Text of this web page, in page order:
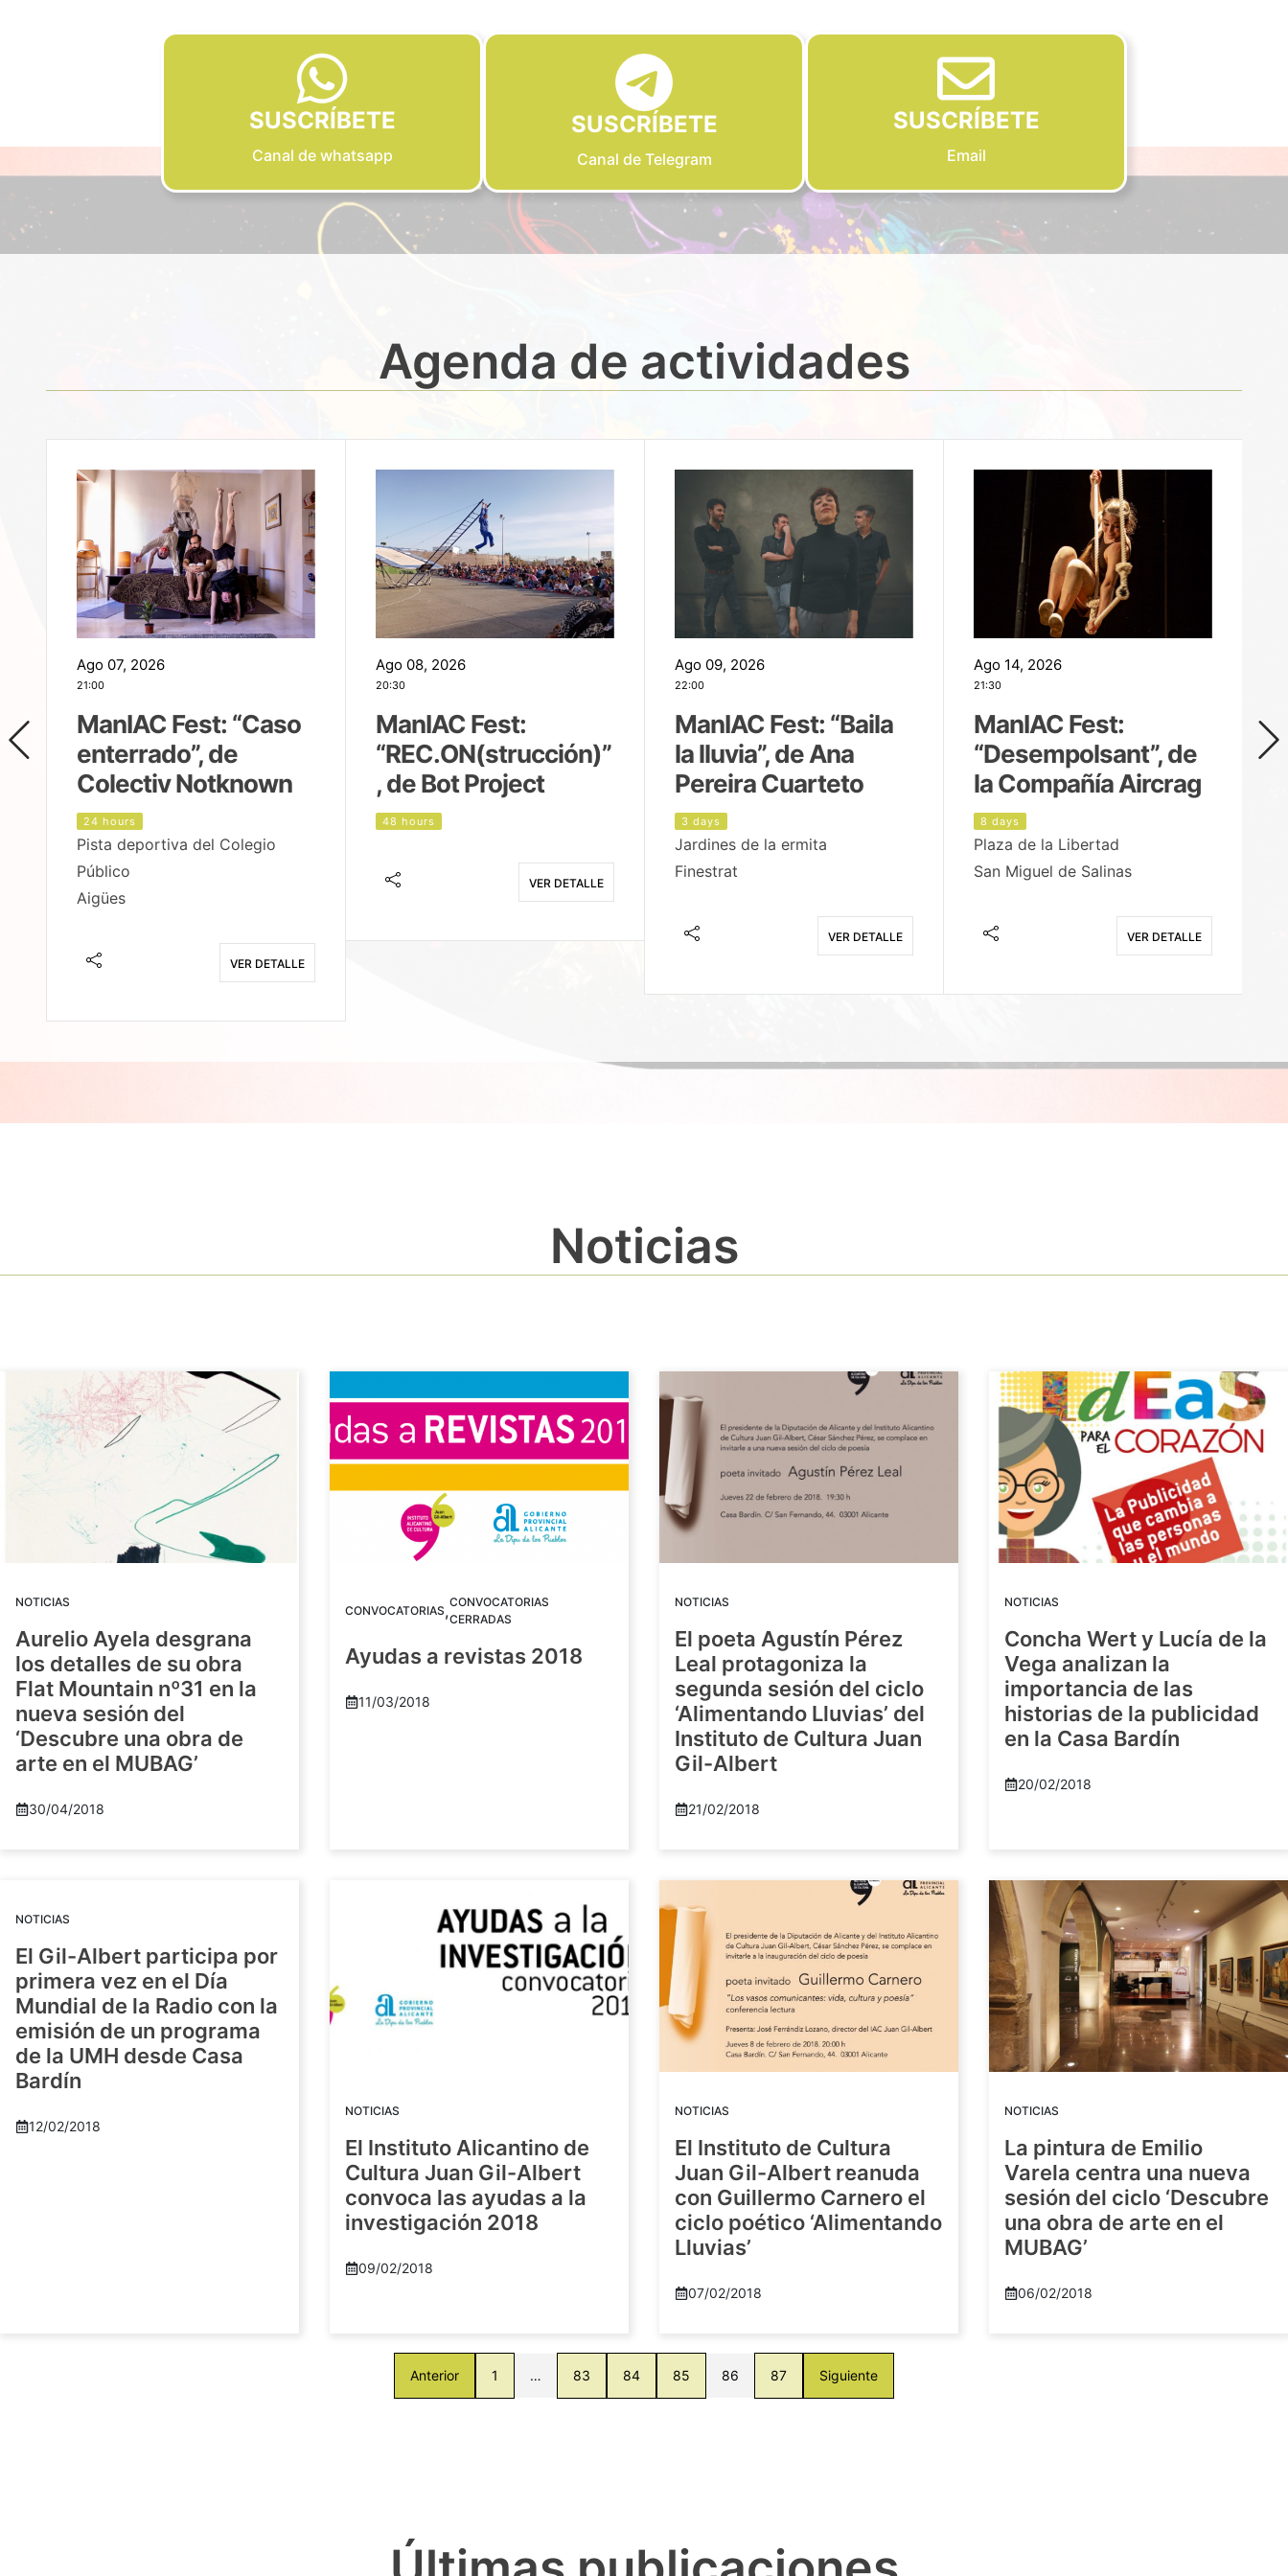
SUSCRÍBETE
Canal de whatsapp
SUSCRÍBETE
Canal de Telegram
SUSCRÍBETE
Email
Agenda de actividades
Ago 07, 2026
21:00
ManIAC Fest: “Caso
enterrado”, de
Colectiv Notknown
24 hours
Pista deportiva del Colegio
Público
Aigües
VER DETALLE
Ago 08, 2026
20:30
ManIAC Fest:
“REC.ON(strucción)”
, de Bot Project
48 hours
VER DETALLE
Ago 09, 2026
22:00
ManIAC Fest: “Baila
la lluvia”, de Ana
Pereira Cuarteto
3 days
Jardines de la ermita
Finestrat
VER DETALLE
Ago 14, 2026
21:30
ManIAC Fest:
“Desempolsant”, de
la Compañía Aircrag
8 days
Plaza de la Libertad
San Miguel de Salinas
VER DETALLE
Noticias
NOTICIAS
Aurelio Ayela desgrana
los detalles de su obra
Flat Mountain nº31 en la
nueva sesión del
‘Descubre una obra de
arte en el MUBAG’
30/04/2018
CONVOCATORIAS,CONVOCATORIAS
CERRADAS
Ayudas a revistas 2018
11/03/2018
NOTICIAS
El poeta Agustín Pérez
Leal protagoniza la
segunda sesión del ciclo
‘Alimentando Lluvias’ del
Instituto de Cultura Juan
Gil-Albert
21/02/2018
NOTICIAS
Concha Wert y Lucía de la
Vega analizan la
importancia de las
historias de la publicidad
en la Casa Bardín
20/02/2018
NOTICIAS
El Gil-Albert participa por
primera vez en el Día
Mundial de la Radio con la
emisión de un programa
de la UMH desde Casa
Bardín
12/02/2018
NOTICIAS
El Instituto Alicantino de
Cultura Juan Gil-Albert
convoca las ayudas a la
investigación 2018
09/02/2018
NOTICIAS
El Instituto de Cultura
Juan Gil-Albert reanuda
con Guillermo Carnero el
ciclo poético ‘Alimentando
Lluvias’
07/02/2018
NOTICIAS
La pintura de Emilio
Varela centra una nueva
sesión del ciclo ‘Descubre
una obra de arte en el
MUBAG’
06/02/2018
Anterior 1 … 83 84 85 86 87 Siguiente